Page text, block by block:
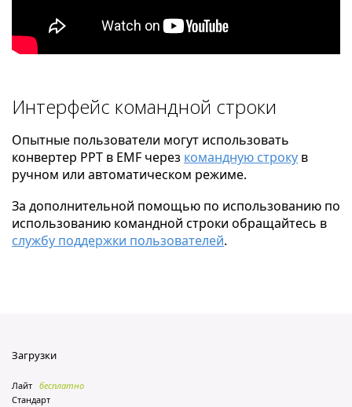
Интерфейс командной строки
Опытные пользователи могут использовать
конвертер PPT в EMF через командную строку в
ручном или автоматическом режиме.
За дополнительной помощью по использованию по
использованию командной строки обращайтесь в
службу поддержки пользователей.
Загрузки
Лайт бесплатно
Стандарт